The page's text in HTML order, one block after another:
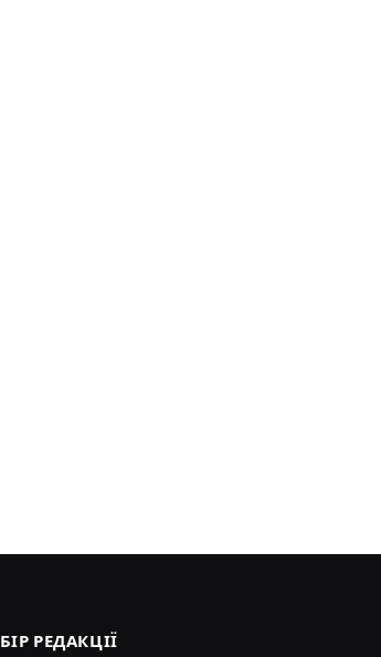
РЕДАКЦІЇ